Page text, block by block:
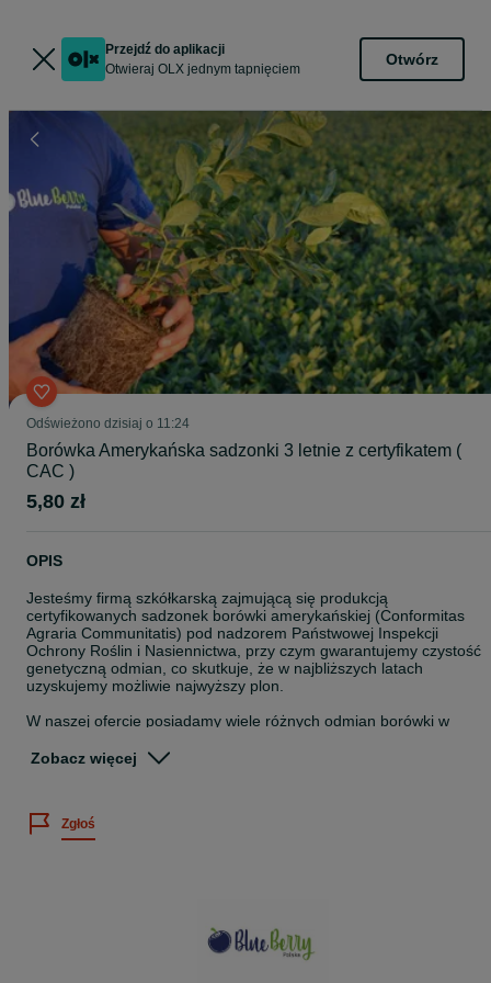
Przejdź do aplikacji
Otwieraj OLX jednym tapnięciem
Otwórz
Odświeżono dzisiaj o 11:24
Borówka Amerykańska sadzonki 3 letnie z certyfikatem (
CAC )
5,80 zł
OPIS
Jesteśmy firmą szkółkarską zajmującą się produkcją
certyfikowanych sadzonek borówki amerykańskiej (Conformitas
Agraria Communitatis) pod nadzorem Państwowej Inspekcji
Ochrony Roślin i Nasiennictwa, przy czym gwarantujemy czystość
genetyczną odmian, co skutkuje, że w najbliższych latach
uzyskujemy możliwie najwyższy plon.
W naszej ofercie posiadamy wiele różnych odmian borówki w
szkółkami oraz plantatorami w kraju i za granicą. Naszym klientom
-Bluecrop
-Duke
Zobacz więcej
Zgłoś